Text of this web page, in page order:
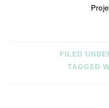
FILED
TAGGED